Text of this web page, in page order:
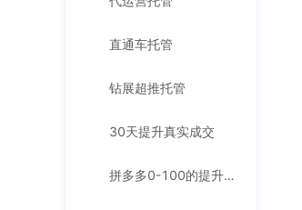
直通车托管
钻展超推托管
30天提升真实成交
拼多多0-100的提升方案